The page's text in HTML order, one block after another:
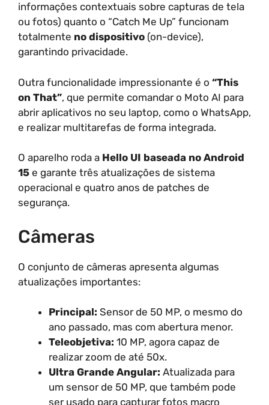
informações contextuais sobre capturas de tela
ou fotos) quanto o “Catch Me Up” funcionam
totalmente no dispositivo (on-device),
garantindo privacidade.
Outra funcionalidade impressionante é o “This
on That”, que permite comandar o Moto AI para
abrir aplicativos no seu laptop, como o WhatsApp,
e realizar multitarefas de forma integrada.
O aparelho roda a Hello UI baseada no Android
15 e garante três atualizações de sistema
operacional e quatro anos de patches de
segurança.
Câmeras
O conjunto de câmeras apresenta algumas
atualizações importantes:
Principal: Sensor de 50 MP, o mesmo do
ano passado, mas com abertura menor.
Teleobjetiva: 10 MP, agora capaz de
realizar zoom de até 50x.
Ultra Grande Angular: Atualizada para
um sensor de 50 MP, que também pode
ser usado para capturar fotos macro